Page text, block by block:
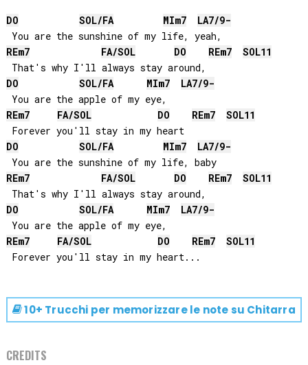
DO SOL/FA MIm7 LA7/9-
REm7 FA/SOL DO REm7 SOL11
DO
SOL/FA MIm7 LA7/9-
REm7 FA/SOL DO REm7 SOL11
Forever you'll stay in my heart
DO
SOL/FA MIm7 LA7/9-
You are the sunshine of my life, baby
REm7 FA/SOL DO REm7 SOL11
DO
SOL/FA MIm7 LA7/9-
REm7 FA/SOL DO REm7 SOL11
10+ Trucchi per memorizzare le note su Chitarra
CREDITS